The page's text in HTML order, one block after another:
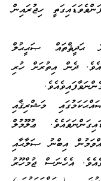
ހިޖުރައިން
ޙަދީޘްތައް ޞަޙީޙުލް
ދެން އިތުރަށް ހުރި
މަޝްރިޤާއި
ޢުލޫމުލް
އިބްނު ޞަލާޙާއި
އެހެނަސް ޖުމްހޫރު